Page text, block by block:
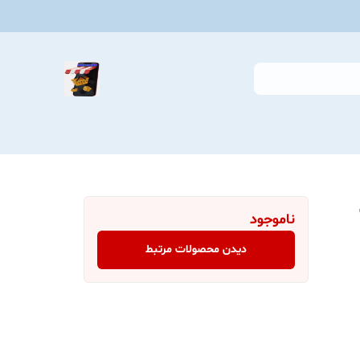
ناموجود
دیدن محصولات مرتبط